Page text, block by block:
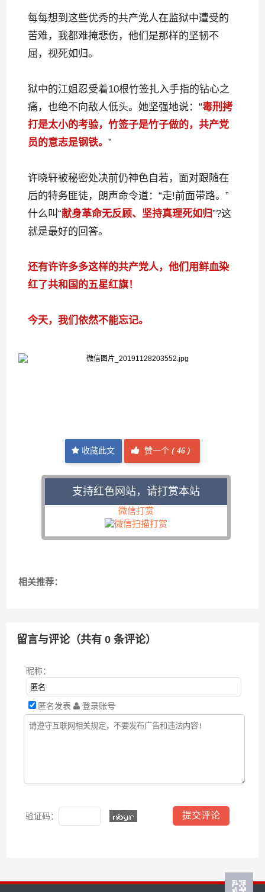
每每想到这些优秀的共产党人在监狱中遭受的
苦难，我都难掩悲伤，他们是那样的坚韧不
屈，视死如归。
狱中的江姐忍受着10根竹签扎入手指的钻心之
痛，也绝不向敌人低头。她坚强地说：“毒刑拷
打是太小的考验，竹签子是竹子做的，共产党
员的意志是钢铁。”
许晓轩被秘密处决前仍神色自若，面对跟随在
后的特务匪徒，朗声命令道：“走!前面带路。”
什么叫“献身革命无反顾、坚持真理死如归”?这
就是最好的回答。
还有许许多多这样的共产党人，他们用鲜血染
红了共和国的五星红旗！
今天，我们依然不能忘记。
收藏此文 赞一个( 46 )
支持红色网站，请打赏本站
微信打赏
相关推荐：
留言与评论（共有0 条评论）
昵称：
匿名发表 登录账号
验证码：